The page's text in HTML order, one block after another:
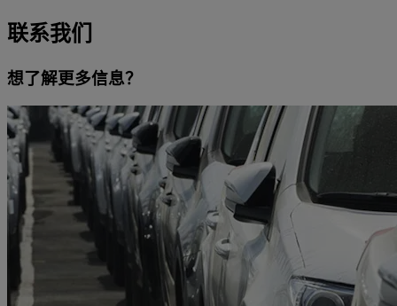
联系我们
想了解更多信息？